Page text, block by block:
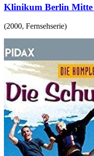
Klinikum Berlin Mitte
(2000, Fernsehserie)